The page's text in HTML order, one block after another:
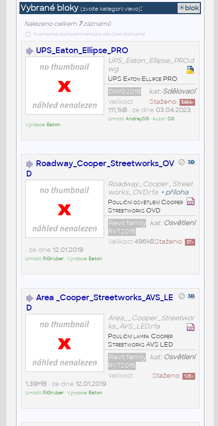
Vybrané bloky (zvolte kategorii vlevo): blok
Nalezeno celkem 7záznamů
hromadné stahování není pro váš účet dostupné
UPS_Eaton_Ellipse_PRO
UPS_Eaton_Ellipse_PRO.d
wg
UPS Eaton Ellipse PRO
kat:Sdělovací
DWG2018
Staženo: 5494x
Velikost
111,1kB• ze dne 03.04.2023
Umístil:AndreySG• Autor:SG•
Výrobce: Eaton
Roadway_Cooper_Streetworks_OV
D
Roadway_Cooper_Street
works_OVD.rfa + příloha
Pouliční osvětlení Cooper
Streetworks OVD
kat: Osvětlení
Revit family
RVT2015
Staženo: 37x
Velikost 496kB
• ze dne 12.01.2019
Umístil: PJGruber• Výrobce: Eaton
Area _Cooper_Streetworks_AVS_LE
D
Area__Cooper_Streetwor
ks_AVS_LED.rfa
Pouliční lampa Cooper
Streetworks AVS LED
kat: Osvětlení
Revit family
RVT2015
Staženo: 126x
Velikost
1,39MB• ze dne 12.01.2019
Umístil: PJGruber• Výrobce: Eaton